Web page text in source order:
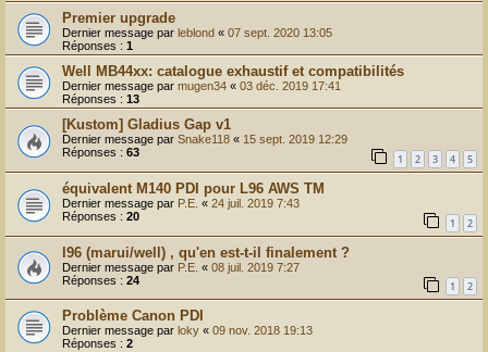
Premier upgrade
Dernier message par leblond « 07 sept. 2020 13:05
Réponses : 1
Well MB44xx: catalogue exhaustif et compatibilités
Dernier message par mugen34 « 03 déc. 2019 17:41
Réponses : 13
[Kustom] Gladius Gap v1
Dernier message par Snake118 « 15 sept. 2019 12:29
Réponses : 63 1 2 3 4 5
équivalent M140 PDI pour L96 AWS TM
Dernier message par P.E. « 24 juil. 2019 7:43
Réponses : 20 1 2
l96 (marui/well) , qu'en est-t-il finalement ?
Dernier message par P.E. « 08 juil. 2019 7:27
Réponses : 24 1 2
Problème Canon PDI
Dernier message par loky « 09 nov. 2018 19:13
Réponses : 2